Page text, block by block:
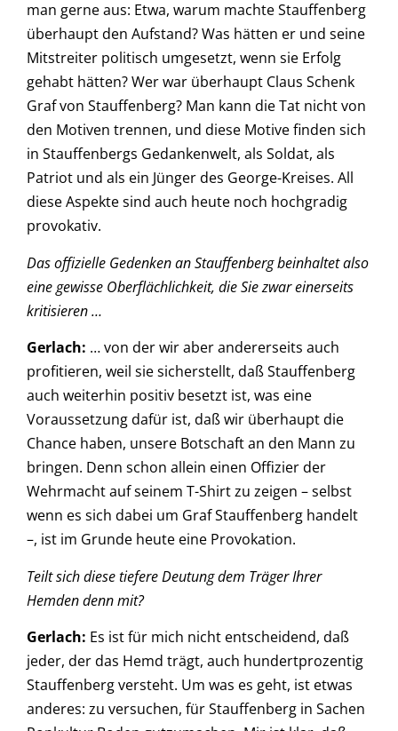
man gerne aus: Etwa, warum machte Stauffenberg
überhaupt den Aufstand? Was hätten er und seine
Mitstreiter politisch umgesetzt, wenn sie Erfolg
gehabt hätten? Wer war überhaupt Claus Schenk
Graf von Stauffenberg? Man kann die Tat nicht von
den Motiven trennen, und diese Motive finden sich
in Stauffenbergs Gedankenwelt, als Soldat, als
Patriot und als ein Jünger des George-Kreises. All
diese Aspekte sind auch heute noch hochgradig
provokativ.
Das offizielle Gedenken an Stauffenberg beinhaltet also
eine gewisse Oberflächlichkeit, die Sie zwar einerseits
kritisieren …
Gerlach: … von der wir aber andererseits auch
profitieren, weil sie sicherstellt, daß Stauffenberg
auch weiterhin positiv besetzt ist, was eine
Voraussetzung dafür ist, daß wir überhaupt die
Chance haben, unsere Botschaft an den Mann zu
bringen. Denn schon allein einen Offizier der
Wehrmacht auf seinem T-Shirt zu zeigen – selbst
wenn es sich dabei um Graf Stauffenberg handelt
–, ist im Grunde heute eine Provokation.
Teilt sich diese tiefere Deutung dem Träger Ihrer
Hemden denn mit?
Gerlach: Es ist für mich nicht entscheidend, daß
jeder, der das Hemd trägt, auch hundertprozentig
Stauffenberg versteht. Um was es geht, ist etwas
anderes: zu versuchen, für Stauffenberg in Sachen